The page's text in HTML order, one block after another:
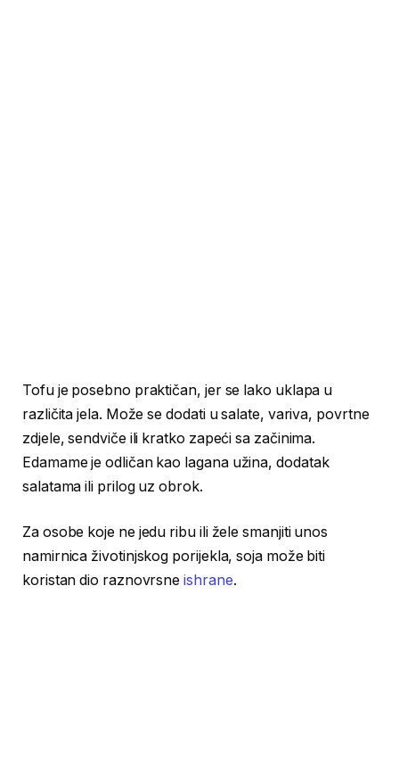
Tofu je posebno praktičan, jer se lako uklapa u
različita jela. Može se dodati u salate, variva, povrtne
zdjele, sendviče ili kratko zapeći sa začinima.
Edamame je odličan kao lagana užina, dodatak
salatama ili prilog uz obrok.
Za osobe koje ne jedu ribu ili žele smanjiti unos
namirnica životinjskog porijekla, soja može biti
koristan dio raznovrsneishrane.